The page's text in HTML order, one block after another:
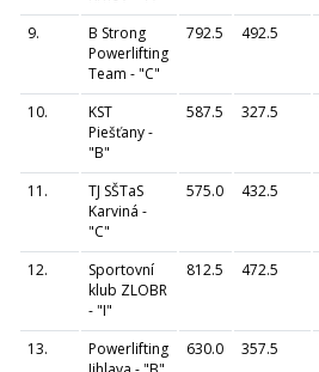
9.
B Strong
Powerlifting
Team - "C"
792.5 492.5
10.
KST
Piešťany -
"B"
587.5 327.5
11.
TJ SŠTaS
Karviná -
"C"
575.0 432.5
12.
Sportovní
klub ZLOBR
- "I"
812.5 472.5
13.
Powerlifting
630.0 357.5